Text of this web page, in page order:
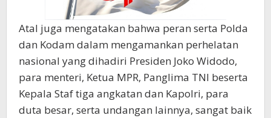
Atal juga mengatakan bahwa peran serta Polda
dan Kodam dalam mengamankan perhelatan
nasional yang dihadiri Presiden Joko Widodo,
para menteri, Ketua MPR, Panglima TNI beserta
Kepala Staf tiga angkatan dan Kapolri, para
duta besar, serta undangan lainnya, sangat baik